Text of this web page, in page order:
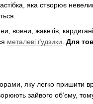
яка створює
вовни, жакетів,
металеві ґудзики Для
яку легко пришити
зайвого об’єму,